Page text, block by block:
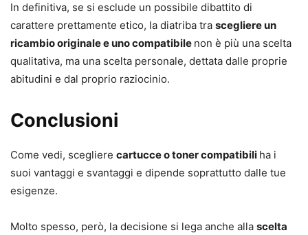
In definitiva, se si esclude un possibile dibattito di
carattere prettamente etico, la diatriba tra scegliere un
ricambio originale e uno compatibile non è più una scelta
qualitativa, ma una scelta personale, dettata dalle proprie
abitudini e dal proprio raziocinio.
Conclusioni
Come vedi, scegliere cartucce o toner compatibili ha i
suoi vantaggi e svantaggi e dipende soprattutto dalle tue
esigenze.
Molto spesso, però, la decisione si lega anche alla scelta